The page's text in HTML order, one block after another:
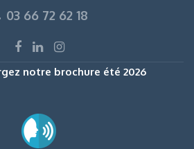
03 66 72 62 18
notre brochure été 2026